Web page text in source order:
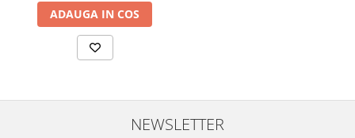
ADAUGA IN COS
NEWSLETTER